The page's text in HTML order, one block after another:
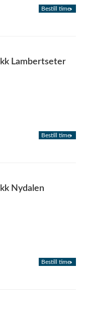
Bestill time
Lambertseter
Bestill time
Nydalen
Bestill time